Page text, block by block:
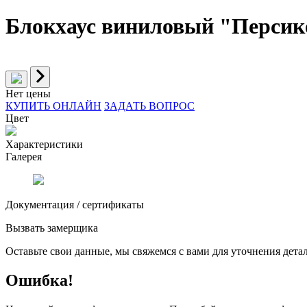
Блокхаус виниловый
Нет цены
КУПИТЬ ОНЛАЙН ЗАДАТЬ ВОПРОС
Цвет
Характеристики
Галерея
Документация / сертификаты
Вызвать замерщика
Оставьте свои данные, мы свяжемся с вами для уточнения
Ошибка!